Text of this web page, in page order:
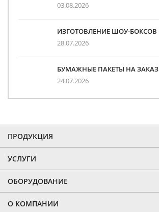
03.08.2026
ИЗГОТОВЛЕНИЕ ШОУ-БОКСОВ
28.07.2026
БУМАЖНЫЕ ПАКЕТЫ НА ЗАКАЗ
24.07.2026
ПРОДУКЦИЯ
УСЛУГИ
ОБОРУДОВАНИЕ
О КОМПАНИИ